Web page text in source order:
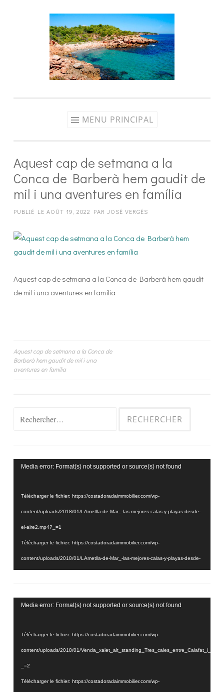
MENU PRINCIPAL
Aquest cap de setmana a la
Conca de Barberà hem gaudit de
mil i una aventures en família
PUBLIÉ LE AOÛT 19, 2022 PAR JOSÉ VERGÉS
Aquest cap de setmana a la Conca de Barberà hem gaudit
de mil i una aventures en família
Navigation
de
Aquest cap de setmana a la Conca de
Barberà hem gaudit de mil i una
aventures en família
Rechercher :
Lecteur
Media error: Format(s) not supported or source(s) not found
Télécharger le fichier: https://costadoradaimmobilier.com/wp-
content/uploads/2018/01/LAmetlla-de-Mar_-las-mejores-calas-y-playas-desde-
el-aire2.mp4?_=1
Télécharger le fichier: https://costadoradaimmobilier.com/wp-
content/uploads/2018/01/LAmetlla-de-Mar_-las-mejores-calas-y-playas-desde-
Lecteur
Media error: Format(s) not supported or source(s) not found
Télécharger le fichier: https://costadoradaimmobilier.com/wp-
content/uploads/2018/01/
_=2
Télécharger le fichier: https://costadoradaimmobilier.com/wp-